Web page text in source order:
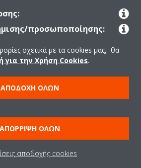
Copyright © Daikin
ΠΟΛΙΤΙΚΗ ΧΡΗΣΗΣ COOKIES
Data Act
προσωποποίησης:
σχετικά με τα cookies μας, θα
για την Χρήση Cookies.
ΑΠΟΔΟΧΉ ΌΛΩΝ
ΑΠΌΡΡΙΨΗ ΌΛΩΝ
αποδοχής cookies